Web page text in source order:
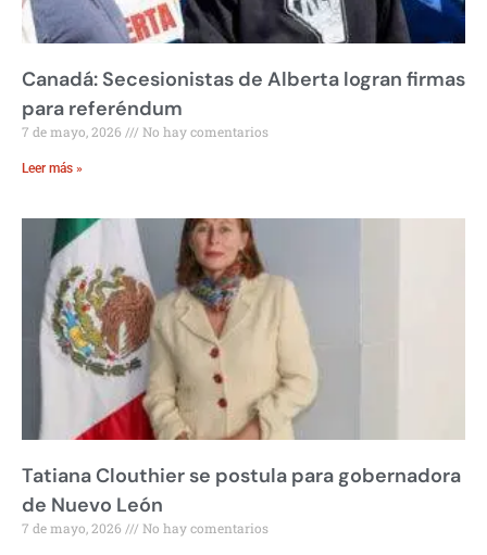
Canadá: Secesionistas de Alberta logran firmas
para referéndum
7 de mayo, 2026 No hay comentarios
Leer más »
Tatiana Clouthier se postula para gobernadora
de Nuevo León
7 de mayo, 2026 No hay comentarios